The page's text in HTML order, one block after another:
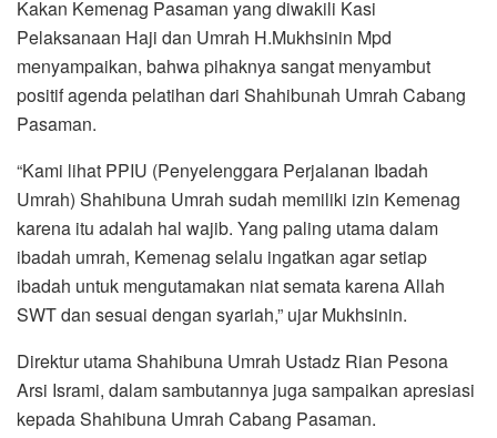
Kakan Kemenag Pasaman yang diwakili Kasi
Pelaksanaan Haji dan Umrah H.Mukhsinin Mpd
menyampaikan, bahwa pihaknya sangat menyambut
positif agenda pelatihan dari Shahibunah Umrah Cabang
Pasaman.
“Kami lihat PPIU (Penyelenggara Perjalanan Ibadah
Umrah) Shahibuna Umrah sudah memiliki izin Kemenag
karena itu adalah hal wajib. Yang paling utama dalam
ibadah umrah, Kemenag selalu ingatkan agar setiap
ibadah untuk mengutamakan niat semata karena Allah
SWT dan sesuai dengan syariah,” ujar Mukhsinin.
Direktur utama Shahibuna Umrah Ustadz Rian Pesona
Arsi Isrami, dalam sambutannya juga sampaikan apresiasi
kepada Shahibuna Umrah Cabang Pasaman.